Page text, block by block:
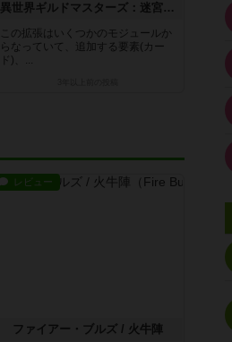
異世界ギルドマスターズ：迷宮大変動（拡張）
この拡張はいくつかのモジュールか
らなっていて、追加する要素(カー
ド)、...
レビュー
ファイアー・ブルズ / 火牛陣